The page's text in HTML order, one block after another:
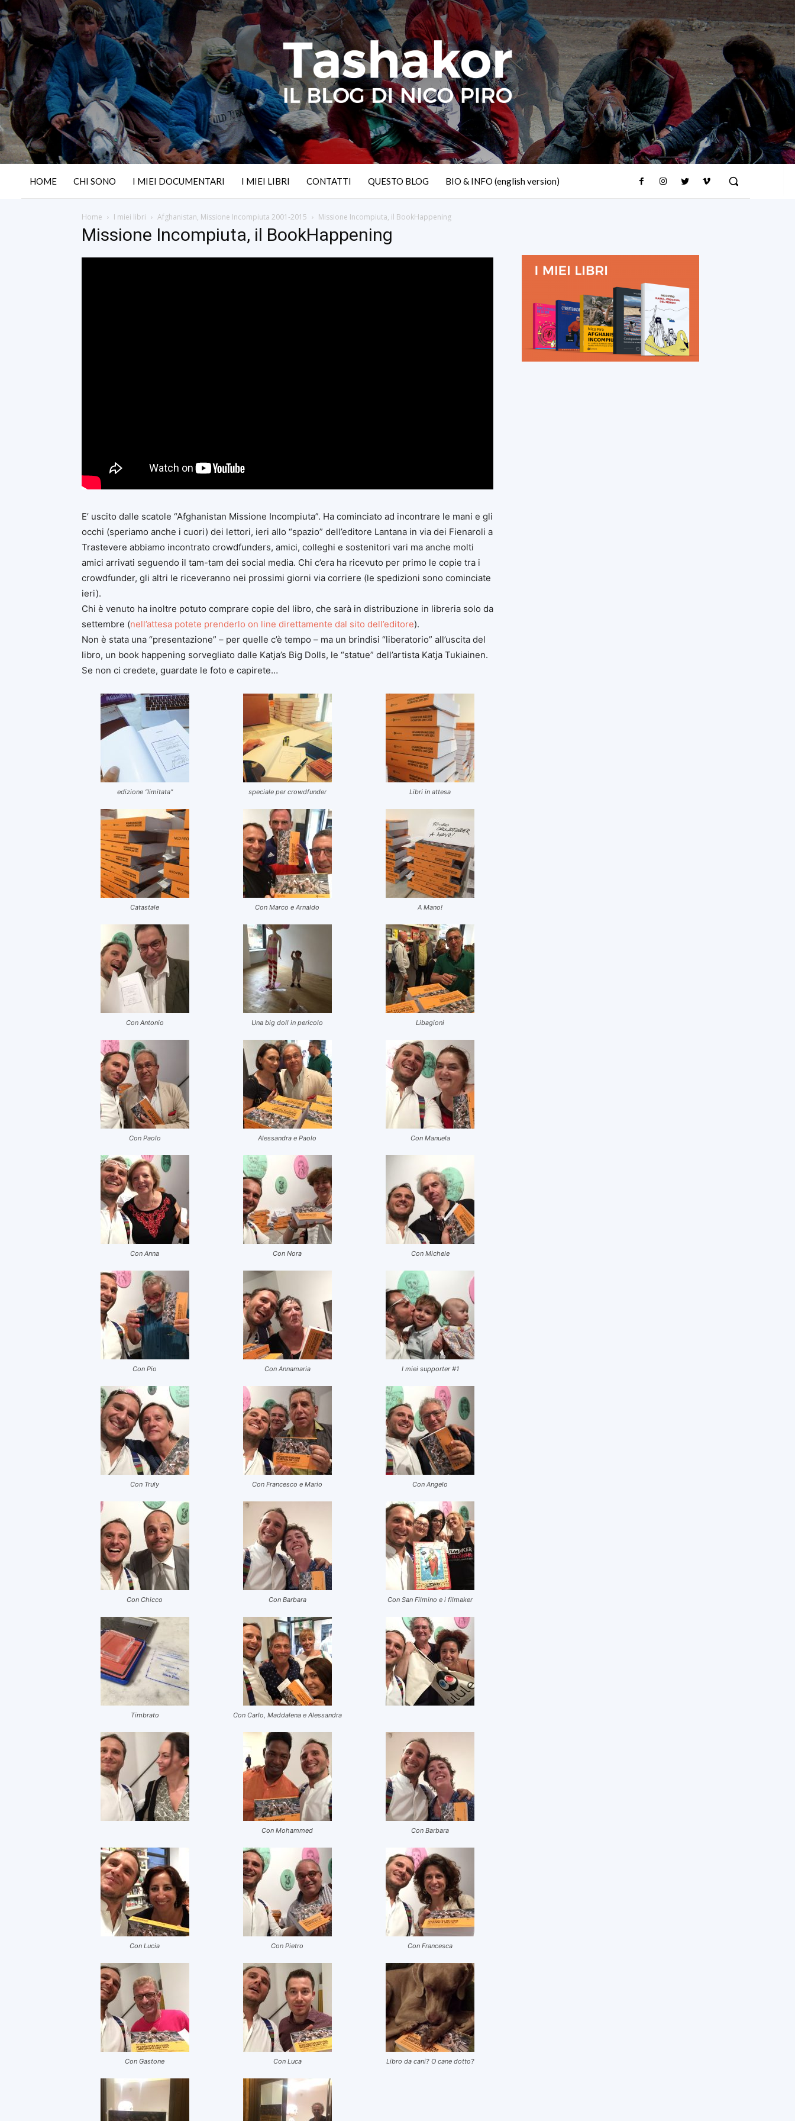
HOME CHI SONO I MIEI DOCUMENTARI I MIEI LIBRI CONTATTI QUESTO BLOG BIO & INFO (english version)
Home I miei libri Afghanistan, Missione Incompiuta 2001-2015 Missione Incompiuta, il BookHappening
Missione Incompiuta, il BookHappening
E’ uscito dalle scatole “Afghanistan Missione Incompiuta”. Ha cominciato ad incontrare le mani e gli
occhi (speriamo anche i cuori) dei lettori, ieri allo “spazio” dell’editore Lantana in via dei Fienaroli a
Trastevere abbiamo incontrato crowdfunders, amici, colleghi e sostenitori vari ma anche molti
amici arrivati seguendo il tam-tam dei social media. Chi c’era ha ricevuto per primo le copie tra i
crowdfunder, gli altri le riceveranno nei prossimi giorni via corriere (le spedizioni sono cominciate
ieri).
Chi è venuto ha inoltre potuto comprare copie del libro, che sarà in distribuzione in libreria solo da
settembre (nell’attesa potete prenderlo on line direttamente dal sito dell’editore).
Non è stata una “presentazione” – per quelle c’è tempo – ma un brindisi “liberatorio” all’uscita del
libro, un book happening sorvegliato dalle Katja’s Big Dolls, le “statue” dell’artista Katja Tukiainen.
Se non ci credete, guardate le foto e capirete…
edizione “limitata” speciale per crowdfunder Libri in attesa
Catastale Con Marco e Arnaldo A Mano!
Con Antonio Una big doll in pericolo Libagioni
Con Paolo Alessandra e Paolo Con Manuela
Con Anna Con Nora Con Michele
Con Pio Con Annamaria I miei supporter #1
Con Truly Con Francesco e Mario Con Angelo
Con Chicco Con Barbara Con San Filmino e i filmaker
Timbrato Con Carlo, Maddalena e Alessandra
Con Mohammed Con Barbara
Con Lucia Con Pietro Con Francesca
Con Gastone Con Luca Libro da cani? O cane dotto?